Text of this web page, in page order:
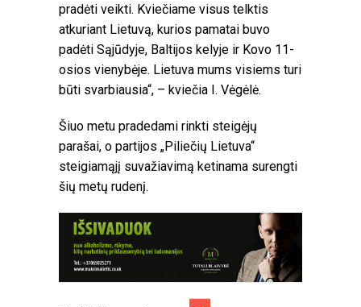
pradėti veikti. Kviečiame visus telktis
atkuriant Lietuvą, kurios pamatai buvo
padėti Sąjūdyje, Baltijos kelyje ir Kovo 11-
osios vienybėje. Lietuva mums visiems turi
būti svarbiausia“, – kviečia I. Vėgėlė.
Šiuo metu pradedami rinkti steigėjų
parašai, o partijos „Piliečių Lietuva“
steigiamąjį suvažiavimą ketinama surengti
šių metų rudenį.